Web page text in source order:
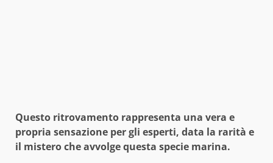
Questo ritrovamento rappresenta una vera e
propria sensazione per gli esperti, data la rarità e
il mistero che avvolge questa specie marina.